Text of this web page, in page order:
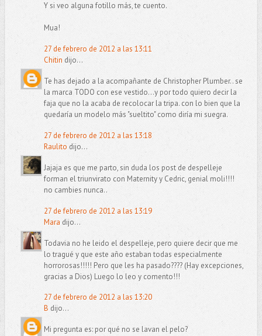
Y si veo alguna fotillo más, te cuento.
Mua!
27 de febrero de 2012 a las 13:11
Chitin dijo...
Te has dejado a la acompañante de Christopher Plumber.. se
la marca TODO con ese vestido...y por todo quiero decir la
faja que no la acaba de recolocar la tripa. con lo bien que la
quedaría un modelo más "sueltito" como diría mi suegra.
27 de febrero de 2012 a las 13:18
Raulito dijo...
Jajaja es que me parto, sin duda los post de despelleje
forman el triunvirato con Maternity y Cedric, genial moli!!!!
no cambies nunca..
27 de febrero de 2012 a las 13:19
Mara dijo...
Todavia no he leido el despelleje, pero quiere decir que me
lo tragué y que este año estaban todas especialmente
horrorosas!!!!! Pero que les ha pasado???? (Hay excepciones,
gracias a Dios) Luego lo leo y comento!!!
27 de febrero de 2012 a las 13:20
B dijo...
Mi pregunta es: por qué no se lavan el pelo?